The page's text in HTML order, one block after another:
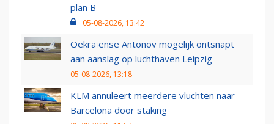
plan B
05-08-2026, 13:42
Oekraïense Antonov mogelijk ontsnapt
aan aanslag op luchthaven Leipzig
05-08-2026, 13:18
KLM annuleert meerdere vluchten naar
Barcelona door staking